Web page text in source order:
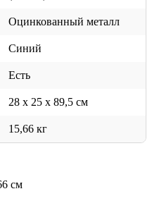
Оцинкованный металл
Синий
Есть
28 x 25 x 89,5 см
15,66 кг
см